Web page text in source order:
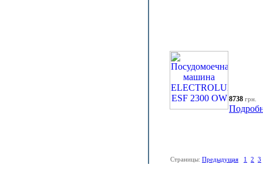
8738 грн.
Страницы: Предыдущая 1 2 3